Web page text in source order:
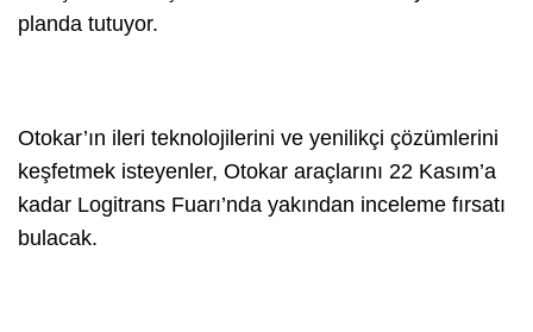
planda tutuyor.
Otokar’ın ileri teknolojilerini ve yenilikçi çözümlerini
keşfetmek isteyenler, Otokar araçlarını 22 Kasım’a
kadar Logitrans Fuarı’nda yakından inceleme fırsatı
bulacak.